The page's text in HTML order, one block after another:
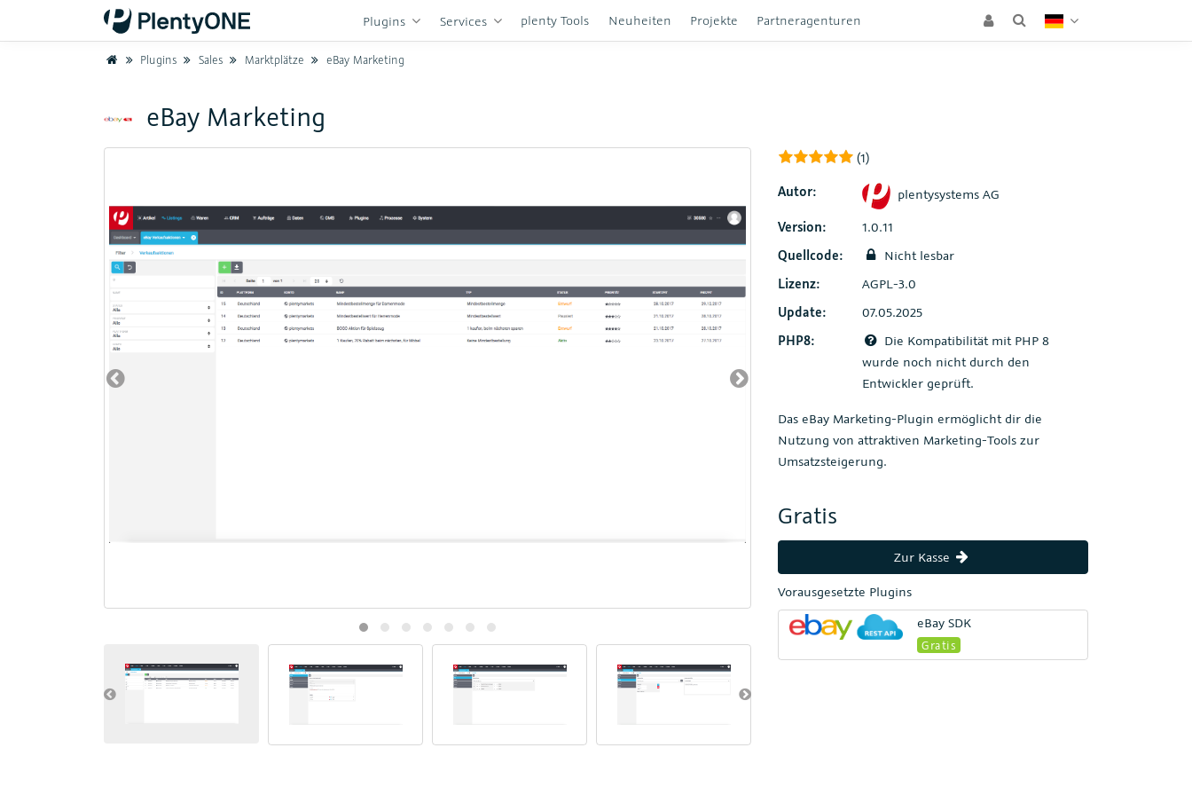
Plugins Services plenty Tools Neuheiten Projekte Partneragenturen
HomePlugins Sales Marktplätze eBay Marketing
eBay Marketing
(1)
Autor:
plentysystems AG
Version:
1.0.11
Quellcode:
Nicht lesbar
Lizenz:
AGPL-3.0
Update:
07.05.2025
PHP8:
Die Kompatibilität mit PHP 8
wurde noch nicht durch den
Entwickler geprüft.
Das eBay Marketing-Plugin ermöglicht dir die
Nutzung von attraktiven Marketing-Tools zur
Umsatzsteigerung.
Gratis
Zur Kasse
Vorausgesetzte Plugins
eBay SDK
Gratis